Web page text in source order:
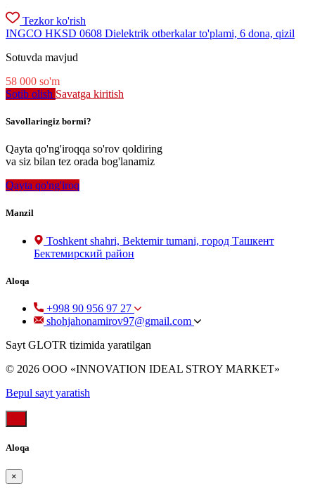
Tezkor ko'rish
INGCO HKSD 0608 Dielektrik otberkalar to'plami, 6 dona, qizil
Sotuvda mavjud
58 000 so'm
Sotib olish Savatga kiritish
Savollaringiz bormi?
Qayta qo'ng'iroqqa so'rov qoldiring
va siz bilan tez orada bog'lanamiz
Qayta qo'ng'iroq
Manzil
Toshkent shahri, Bektemir tumani, город Ташкент
Бектемирский район
Aloqa
+998 90 956 97 27
shohjahonamirov97@gmail.com
Sayt GLOTR tizimida yaratilgan
© 2026 OOO «INNOVATION IDEAL STROY MARKET»
Bepul sayt yaratish
Aloqa
×